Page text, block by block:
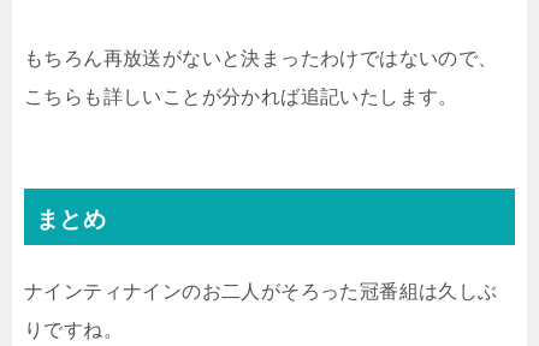
もちろん再放送がないと決まったわけではないので、
こちらも詳しいことが分かれば追記いたします。
まとめ
ナインティナインのお二人がそろった冠番組は久しぶ
りですね。